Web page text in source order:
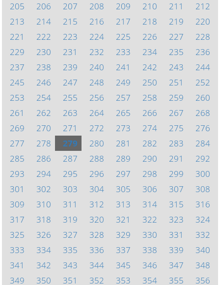
205
206 207 208 209 210 211
212
213
214 215 216 217 218 219
220
221
222 223 224 225 226 227
228
229
230 231 232 233 234 235
236
237
238 239 240 241 242 243
244
245
246 247 248 249 250 251
252
253
254 255 256 257 258 259
260
261
262 263 264 265 266 267
268
269
270 271 272 273 274 275
276
277
278 279 280 281 282 283
284
285
286 287 288 289 290 291
292
293
294 295 296 297 298 299
300
301
302 303 304 305 306 307
308
309
310 311 312 313 314 315
316
317
318 319 320 321 322 323
324
325
326 327 328 329 330 331
332
333
334 335 336 337 338 339
340
341
342 343 344 345 346 347
348
349
350 351 352 353 354 355 356